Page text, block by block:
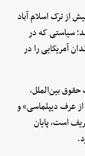
و پیش از ترک اسلام آباد
سیاستی که در
آمریکایی را در
بین‌الملل،
عرف دیپلماسی» و
است، پایان